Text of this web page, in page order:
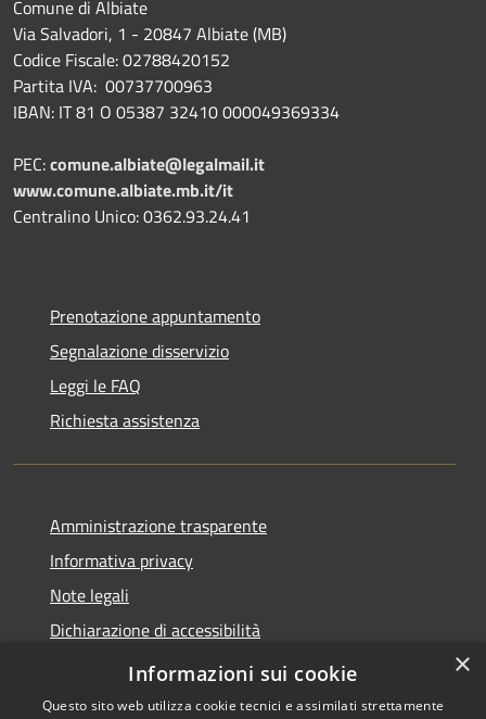
Comune di Albiate
Via Salvadori, 1 - 20847 Albiate (MB)
Codice Fiscale: 02788420152
Partita IVA: 00737700963
IBAN: IT 81 O 05387 32410 000049369334
PEC:comune.albiate@legalmail.it
www.comune.albiate.mb.it/it
Centralino Unico: 0362.93.24.41
Prenotazione appuntamento
Segnalazione disservizio
Leggi le FAQ
Richiesta assistenza
Amministrazione trasparente
Informativa privacy
Note legali
Dichiarazione di accessibilità
Obbietivi di accessibilità
×
Informazioni sui cookie
Questo sito web utilizza cookie tecnici e assimilati strettamente